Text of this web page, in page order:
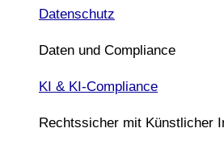
Datenschutz
Daten und Compliance
KI & KI-Compliance
Rechtssicher mit Künstlicher